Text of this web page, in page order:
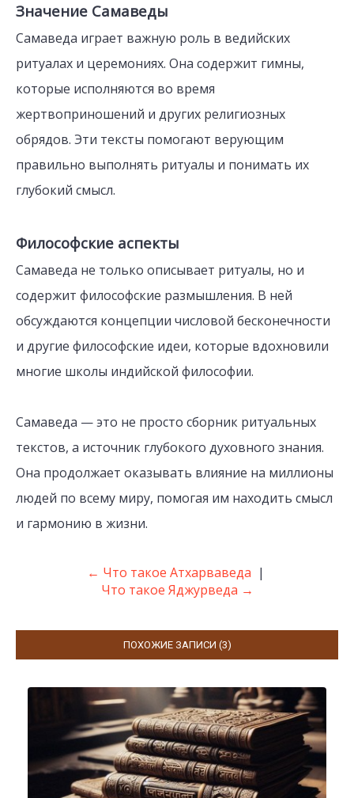
Значение Самаведы
Самаведа играет важную роль в ведийских
ритуалах и церемониях. Она содержит гимны,
которые исполняются во время
жертвоприношений и других религиозных
обрядов. Эти тексты помогают верующим
правильно выполнять ритуалы и понимать их
глубокий смысл.
Философские аспекты
Самаведа не только описывает ритуалы, но и
содержит философские размышления. В ней
обсуждаются концепции числовой бесконечности
и другие философские идеи, которые вдохновили
многие школы индийской философии.
Самаведа — это не просто сборник ритуальных
текстов, а источник глубокого духовного знания.
Она продолжает оказывать влияние на миллионы
людей по всему миру, помогая им находить смысл
и гармонию в жизни.
← Что такое Атхарваведа |
Что такое Яджурведа →
ПОХОЖИЕ ЗАПИСИ (3)